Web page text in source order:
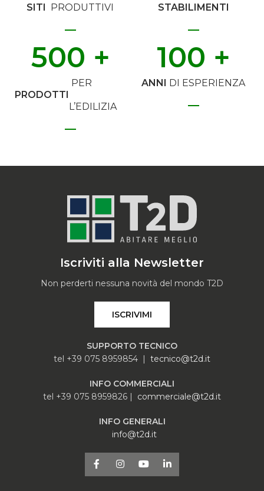
SITI PRODUTTIVI STABILIMENTI
PRODOTTI
PER
L’EDILIZIA
500 +
ANNI DI ESPERIENZA
100 +
Iscriviti alla Newsletter
Non perderti nessuna novità del mondo T2D
ISCRIVIMI
SUPPORTO TECNICO
tel +39 075 8959854 | tecnico@t2d.it
INFO COMMERCIALI
tel +39 075 8959826 | commerciale@t2d.it
INFO GENERALI
info@t2d.it